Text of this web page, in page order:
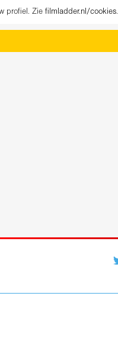
profiel. Zie filmladder.nl/cookies.